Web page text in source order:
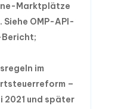
Marktplätze
Siehe OMP-API-
im
–
2021 und später